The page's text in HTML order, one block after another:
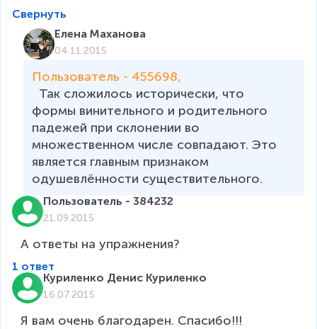
Свернуть
Елена Маханова
04.11.2015
Пользователь - 455698,
Так сложилось исторически, что
формы винительного и родительного
падежей при склонении во
множественном числе совпадают. Это
является главным признаком
одушевлённости существительного.
Пользователь - 384232
21.09.2015
А ответы на упражнения?
1 ответ
Куриленко Денис Куриленко
16.07.2015
Я вам очень благодарен. Спасибо!!!